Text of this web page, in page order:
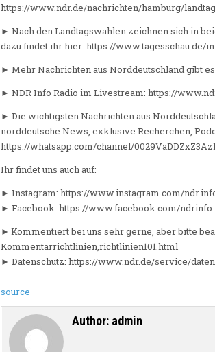
https://www.ndr.de/nachrichten/hamburg/
► Nach den Landtagswahlen zeichnen sich in
dazu findet ihr hier: https://
► Mehr Nachrichten aus Norddeutschland gibt
► NDR Info Radio im Livestream: https://
► Die wichtigsten Nachrichten aus
norddeutsche News, exklusive Recherchen,
https://whatsapp.com/channel/
Ihr findet uns auch auf:
► Instagram: https://www.instagram.com/
► Facebook: https://www.facebook.com/ndrinfo
► Kommentiert bei uns sehr gerne, aber bitte
Kommentarrichtlinien,richtlinien101.html
► Datenschutz: https://www.ndr.de/service/
source
Author: admin